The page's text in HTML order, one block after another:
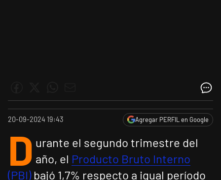
20-09-2024 19:43 Agregar PERFIL en Google
D urante el segundo trimestre del
año, el Producto Bruto Interno
(PBI)bajó 1,7% respecto a igual período